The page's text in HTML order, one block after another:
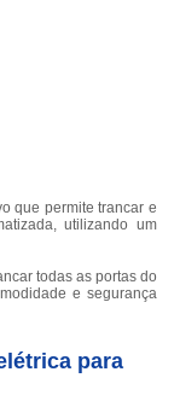
que permite trancar e
utilizando um
todas as portas do
e segurança
para